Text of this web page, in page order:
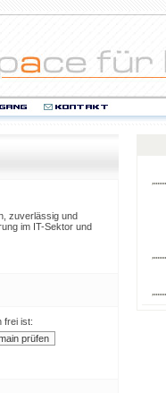
zuverlässig und
im IT-Sektor und
frei ist: